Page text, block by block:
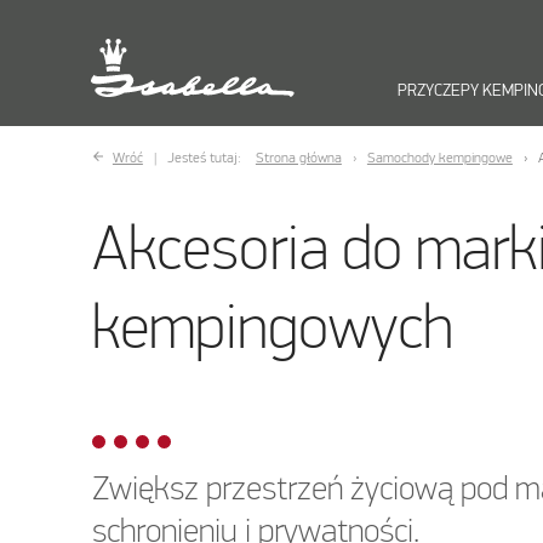
PRZYCZEPY
Wróć Jesteś tutaj: Strona główna Samochody kempingowe
Akcesoria do
kempingowych
Zwiększ przestrzeń życiową pod
schronieniu i prywatności.